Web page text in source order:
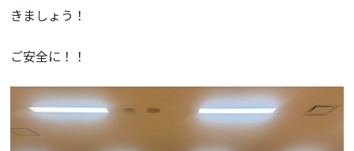
きましょう！
ご安全に！！